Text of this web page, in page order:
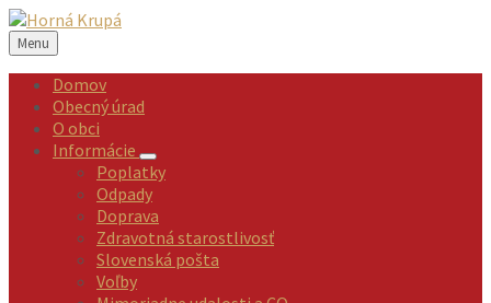
Preskočiť
na
obsah
Preskočiť
na
ľavý
panel
Preskočiť
na
pravý
panel
Preskočiť
na
pätičku
Menu
Domov
Obecný úrad
O obci
Informácie
Poplatky
Odpady
Doprava
Zdravotná starostlivosť
Slovenská pošta
Voľby